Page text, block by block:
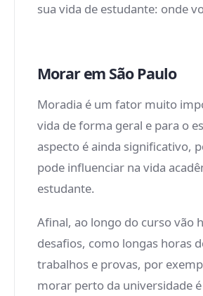
sua vida de estudante: onde
Morar em São Paulo
Moradia é um fator muito
vida de forma geral e para o
aspecto é ainda significativo,
pode influenciar na vida
estudante.
Afinal, ao longo do curso vão
desafios, como longas horas
trabalhos e provas, por
morar perto da universidade